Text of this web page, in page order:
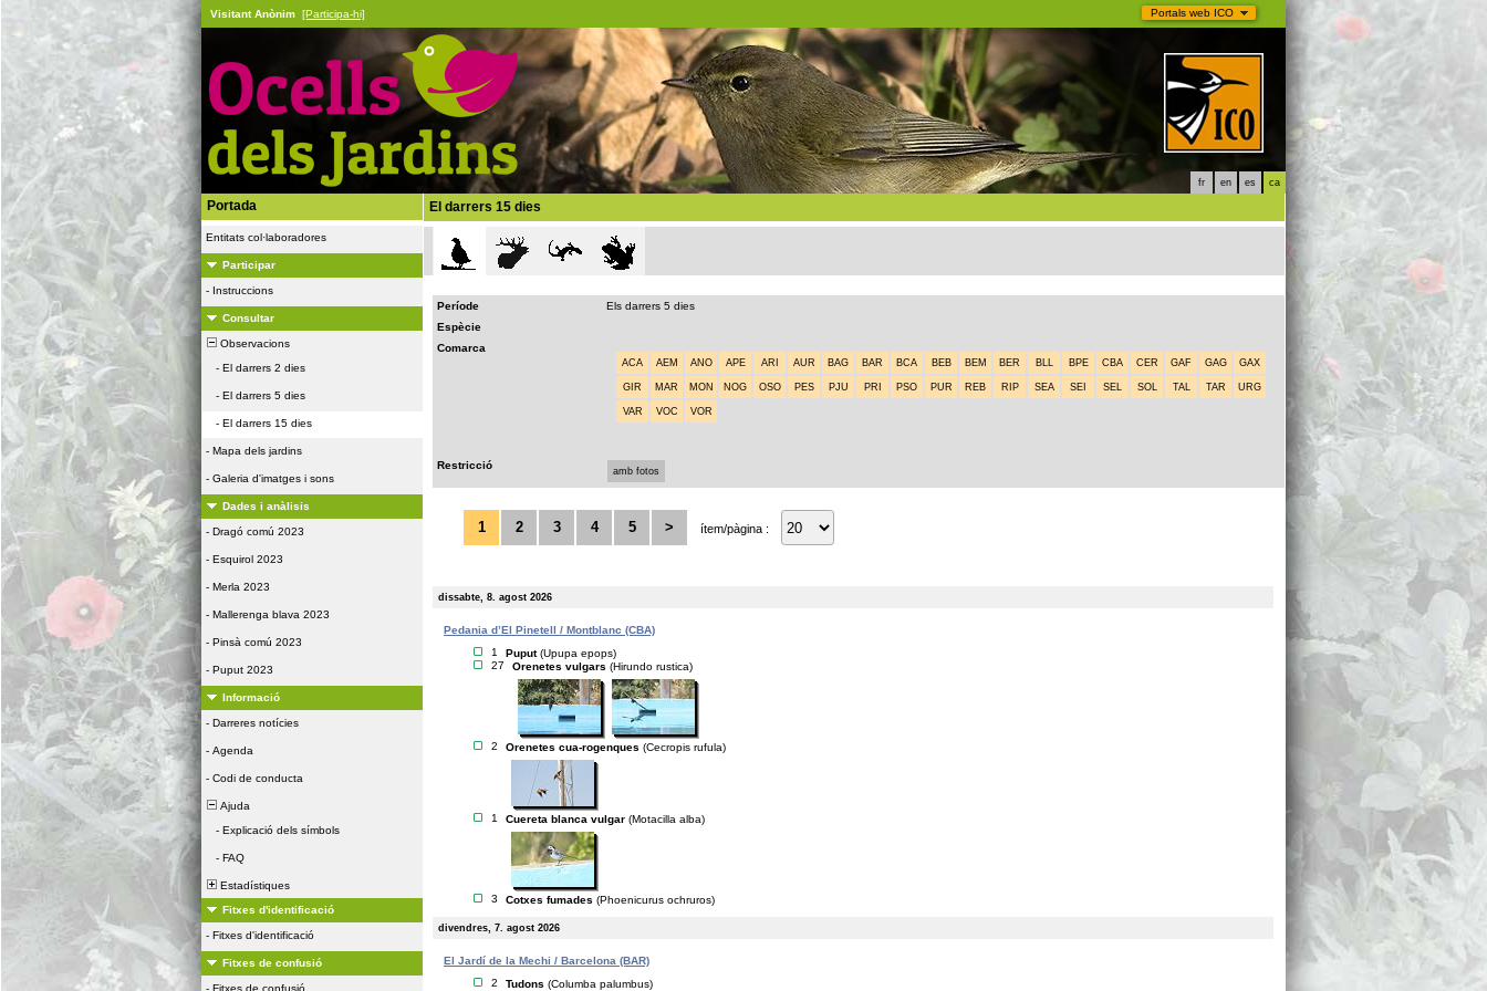
Portals web ICO
Visitant Anònim [Participa-hi]
fr en es ca
Portada
Entitats col·laboradores
Participar
- Instruccions
Consultar
Observacions
- El darrers 2 dies
- El darrers 5 dies
- El darrers 15 dies
- Mapa dels jardins
- Galeria d'imatges i sons
Dades i anàlisis
- Dragó comú 2023
- Esquirol 2023
- Merla 2023
- Mallerenga blava 2023
- Pinsà comú 2023
- Puput 2023
Informació
- Darreres notícies
- Agenda
- Codi de conducta
Ajuda
- Explicació dels símbols
- FAQ
Estadístiques
Fitxes d'identificació
- Fitxes d'identificació
Fitxes de confusió
- Fitxes de confusió
El darrers 15 dies
Període
Els darrers 5 dies
Espècie
Comarca
ACA AEM ANO APE ARI AUR BAG BAR BCA BEB BEM BER BLL BPE CBA CER GAF GAG GAX
GIR MAR MON NOG OSO PES PJU PRI PSO PUR REB RIP SEA SEI SEL SOL TAL TAR URG
VAR VOC VOR
Restricció amb fotos
1 2 3 4 5 > ítem/pàgina :
dissabte, 8. agost 2026
Pedania d’El Pinetell / Montblanc (CBA)
1
Puput (Upupa epops)
27
Orenetes vulgars (Hirundo rustica)
2 Orenetes cua-rogenques (Cecropis rufula)
1 Cuereta blanca vulgar (Motacilla alba)
3 Cotxes fumades (Phoenicurus ochruros)
divendres, 7. agost 2026
El Jardí de la Mechi / Barcelona (BAR)
2
Tudons (Columba palumbus)